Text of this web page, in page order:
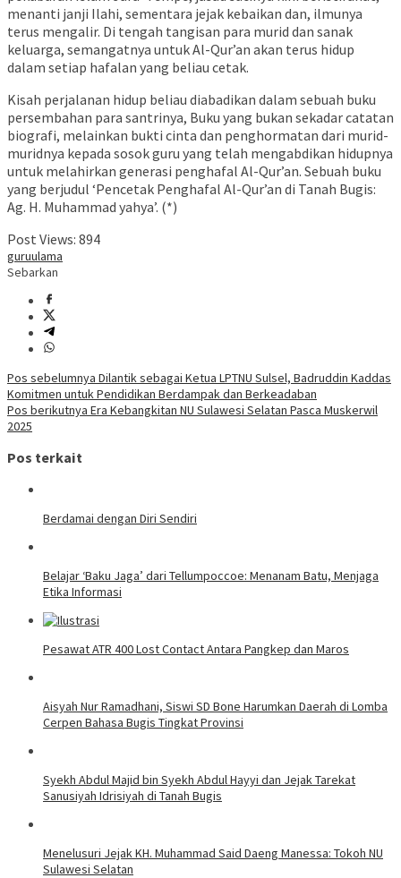
menanti janji Ilahi, sementara jejak kebaikan dan, ilmunya
terus mengalir. Di tengah tangisan para murid dan sanak
keluarga, semangatnya untuk Al-Qur’an akan terus hidup
dalam setiap hafalan yang beliau cetak.
Kisah perjalanan hidup beliau diabadikan dalam sebuah buku
persembahan para santrinya, Buku yang bukan sekadar catatan
biografi, melainkan bukti cinta dan penghormatan dari murid-
muridnya kepada sosok guru yang telah mengabdikan hidupnya
untuk melahirkan generasi penghafal Al-Qur’an. Sebuah buku
yang berjudul ‘Pencetak Penghafal Al-Qur’an di Tanah Bugis:
Ag. H. Muhammad yahya’. (*)
Post Views: 894
guruulama
Sebarkan
Navigasi
pos
Pos sebelumnya Dilantik sebagai Ketua LPTNU Sulsel, Badruddin Kaddas
Komitmen untuk Pendidikan Berdampak dan Berkeadaban
Pos berikutnya Era Kebangkitan NU Sulawesi Selatan Pasca Muskerwil
2025
Pos terkait
Berdamai dengan Diri Sendiri
Belajar ‘Baku Jaga’ dari Tellumpoccoe: Menanam Batu, Menjaga
Etika Informasi
Pesawat ATR 400 Lost Contact Antara Pangkep dan Maros
Aisyah Nur Ramadhani, Siswi SD Bone Harumkan Daerah di Lomba
Cerpen Bahasa Bugis Tingkat Provinsi
Syekh Abdul Majid bin Syekh Abdul Hayyi dan Jejak Tarekat
Sanusiyah Idrisiyah di Tanah Bugis
Menelusuri Jejak KH. Muhammad Said Daeng Manessa: Tokoh NU
Sulawesi Selatan